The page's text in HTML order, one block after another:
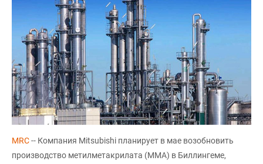
MRC-- Компания Mitsubishi планирует в мае возобновить
производство метилметакрилата (ММА) в Биллингеме,